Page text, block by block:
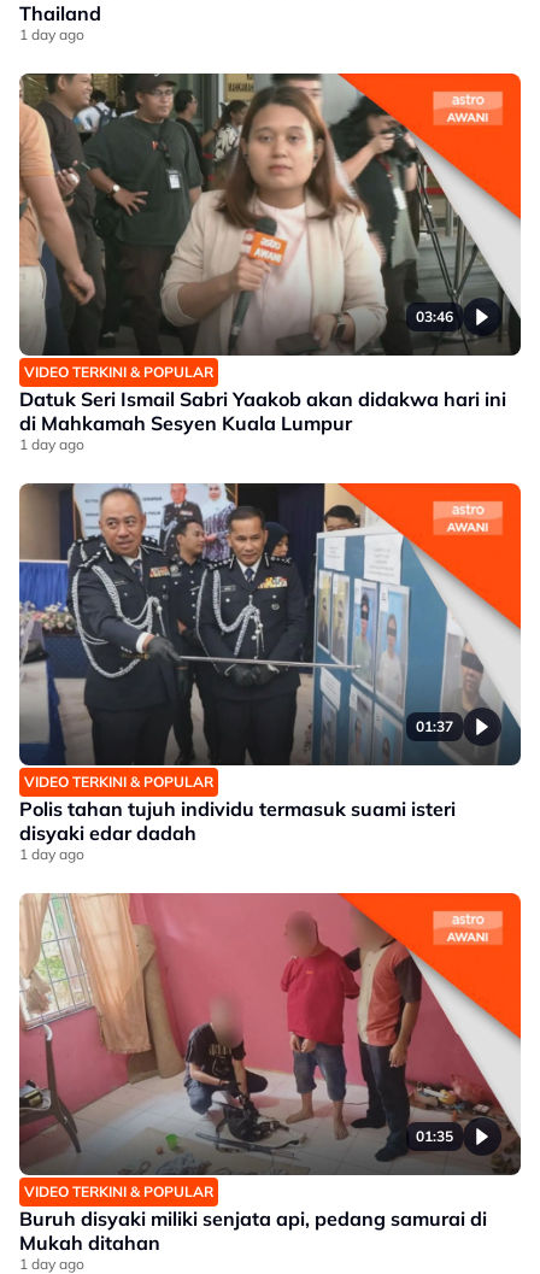
Thailand
1 day ago
03:46
VIDEO TERKINI & POPULAR
Datuk Seri Ismail Sabri Yaakob akan didakwa hari ini
di Mahkamah Sesyen Kuala Lumpur
1 day ago
01:37
VIDEO TERKINI & POPULAR
Polis tahan tujuh individu termasuk suami isteri
disyaki edar dadah
1 day ago
01:35
VIDEO TERKINI & POPULAR
Buruh disyaki miliki senjata api, pedang samurai di
Mukah ditahan
1 day ago